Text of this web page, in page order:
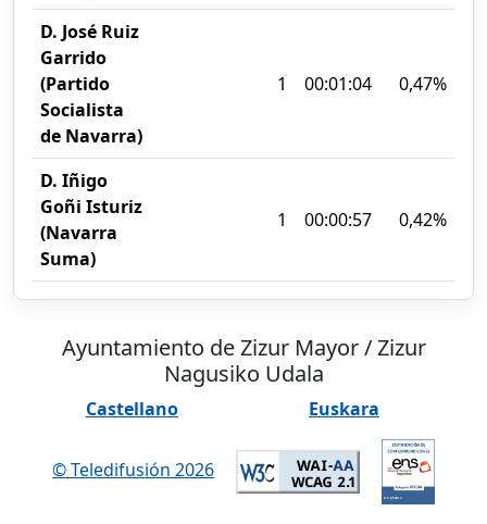
D. José Ruiz
Garrido
(Partido
Socialista
de Navarra)
1 00:01:04 0,47%
D. Iñigo
Goñi Isturiz
(Navarra
Suma)
1 00:00:57 0,42%
Ayuntamiento de Zizur Mayor / Zizur
Nagusiko Udala
Castellano Euskara
© Teledifusión 2026